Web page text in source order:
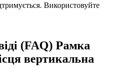
Використовуйте
(FAQ) Рамка
вертикальна